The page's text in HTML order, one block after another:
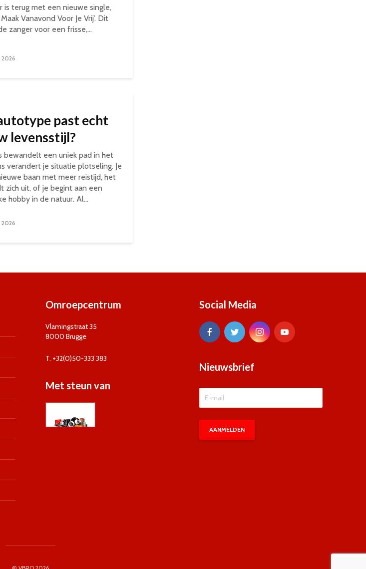
is terug met een nieuwe single,
Vanavond Voor Je Vrij’. Dit
zanger voor een frisse,...
2026
past echt
levensstijl?
bewandelt een uniek pad in het
verandert je situatie plotseling. Je
baan met meer reistijd, het
zich uit, of je begint aan een
hobby in de natuur. Al...
2026
Omroepcentrum
Vlamingstraat 35
8000 Brugge
T. +32(0)50-333 383
Met steun van
Social Media
Nieuwsbrief